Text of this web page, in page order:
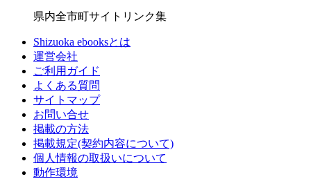
県内全市町サイトリンク集
Shizuoka ebooksとは
運営会社
ご利用ガイド
よくある質問
サイトマップ
お問い合せ
掲載の方法
掲載規定(契約内容について)
個人情報の取扱いについて
動作環境